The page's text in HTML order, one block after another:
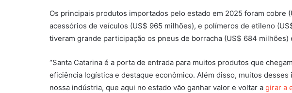
Os principais produtos importados pelo estado em 2025 foram cobre
acessórios de veículos (US$ 965 milhões), e polímeros de etileno
tiveram grande participação os pneus de borracha (US$ 684 milhões)
“Santa Catarina é a porta de entrada para muitos produtos que
eficiência logística e destaque econômico. Além disso, muitos
nossa indústria, que aqui no estado vão ganhar valor e voltar a girar a